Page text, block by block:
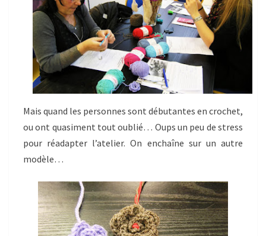
Mais quand les personnes sont débutantes en crochet,
ou ont quasiment tout oublié… Oups un peu de stress
pour réadapter l’atelier. On enchaîne sur un autre
modèle…